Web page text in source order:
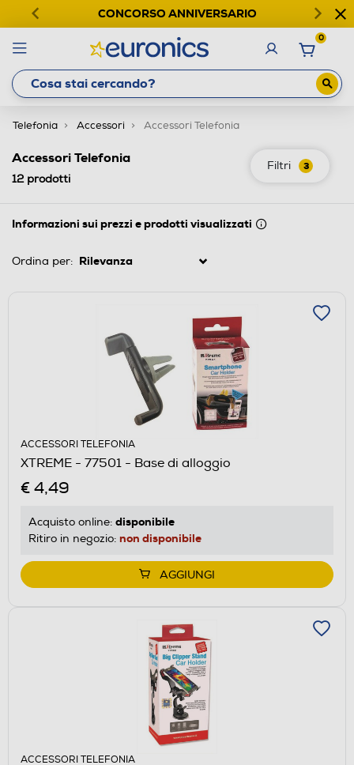
CONCORSO ANNIVERSARIO
0
Telefonia Accessori Accessori Telefonia
Filtri 3
Accessori Telefonia
12prodotti
Informazioni sui prezzi e prodotti visualizzati
Ordina per:
ACCESSORI TELEFONIA
XTREME - 77501 - Base di alloggio
€ 4,49
Acquisto online: disponibile
Ritiro in negozio: non disponibile
AGGIUNGI
ACCESSORI TELEFONIA